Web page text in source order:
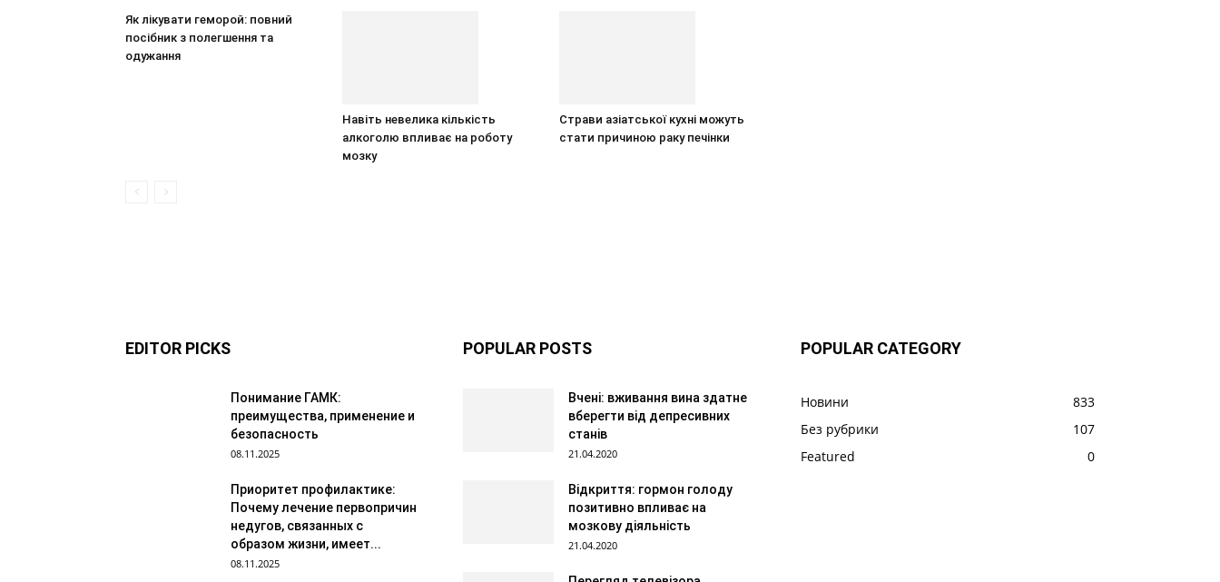
Як лікувати геморой: повний
посібник з полегшення та
одужання
Навіть невелика кількість
алкоголю впливає на роботу
мозку
Страви азіатської кухні можуть
стати причиною раку печінки
EDITOR PICKS
Понимание ГАМК:
преимущества, применение и
безопасность
08.11.2025
Приоритет профилактике:
Почему лечение первопричин
недугов, связанных с
образом жизни, имеет...
08.11.2025
POPULAR POSTS
Вчені: вживання вина здатне
вберегти від депресивних
станів
21.04.2020
Відкриття: гормон голоду
позитивно впливає на
мозкову діяльність
21.04.2020
POPULAR CATEGORY
Новини
833
Без рубрики
107
Featured
0